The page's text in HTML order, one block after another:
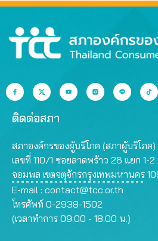
ติดต่อสภา
สภาองค์กรของผู้บริโภค (สภาผู้บริโภค)
เลขที่ 110/1 ซอยลาดพร้าว 26 แยก 1-
จอมพล เขตจตุจักรกรุงเทพมหานคร
E-mail : contact@tcc.or.th
โทรศัพท์ 0-2938-1502
(เวลาทำการ 09.00 - 18.00 น.)